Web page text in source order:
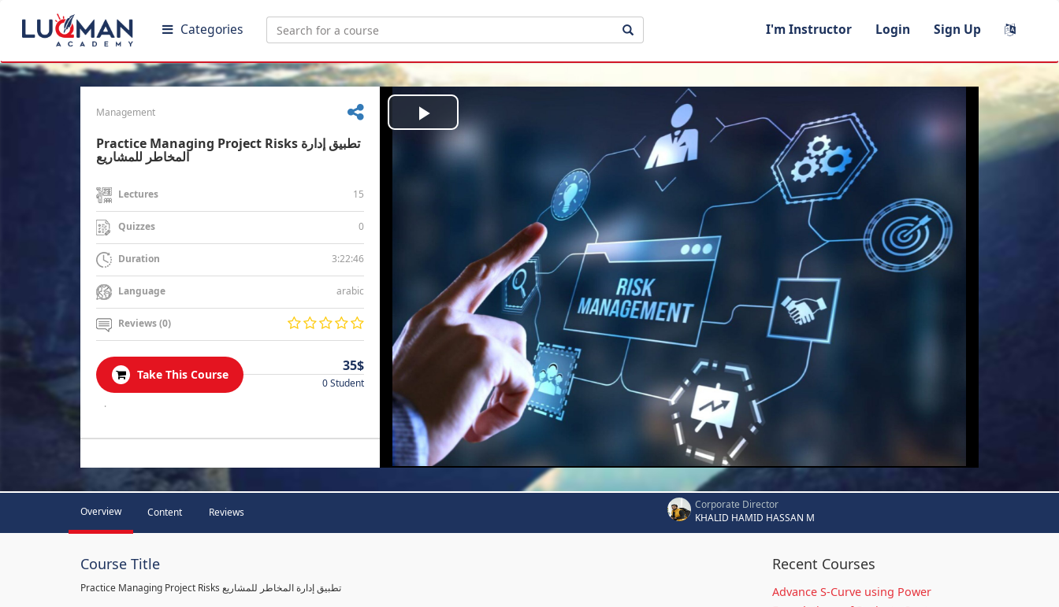
Categories I'm Instructor Login Sign Up
Management
Practice Managing Project Risks تطبيق إدارة
المخاطر للمشاريع
Lectures 15
Quizzes 0
Duration 3:22:46
Language arabic
Reviews (0)
Take This Course
35$
0 Student
.
Play
Video
Overview Content Reviews
Corporate Director
KHALID HAMID HASSAN M
Course Title
Practice Managing Project Risks تطبيق إدارة المخاطر للمشاريع
Recent Courses
Advance S-Curve using Power